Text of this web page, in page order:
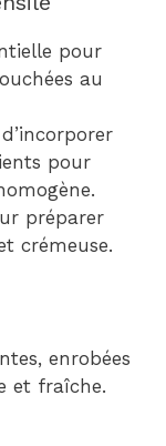
pour
au
pour
préparer
crémeuse.
enrobées
et fraîche.